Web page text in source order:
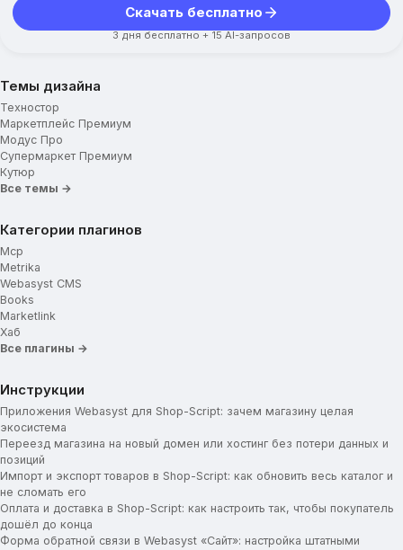
Скачать бесплатно
3 дня бесплатно + 15 AI-запросов
Темы дизайна
Техностор
Маркетплейс Премиум
Модус Про
Супермаркет Премиум
Кутюр
Все темы →
Категории плагинов
Mcp
Metrika
Webasyst CMS
Books
Marketlink
Хаб
Все плагины →
Инструкции
Приложения Webasyst для Shop-Script: зачем магазину целая
экосистема
Переезд магазина на новый домен или хостинг без потери данных и
позиций
Импорт и экспорт товаров в Shop-Script: как обновить весь каталог и
не сломать его
Оплата и доставка в Shop-Script: как настроить так, чтобы покупатель
дошёл до конца
Форма обратной связи в Webasyst «Сайт»: настройка штатными